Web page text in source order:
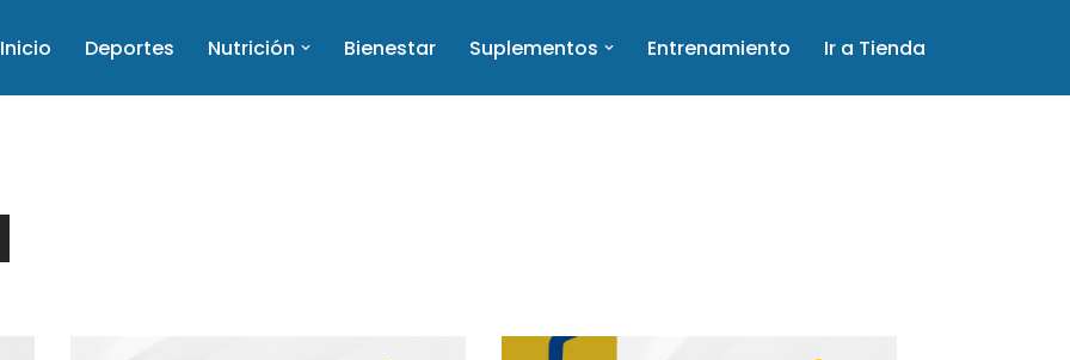
Inicio Deportes Nutrición Bienestar Suplementos Entrenamiento Ir a Tienda